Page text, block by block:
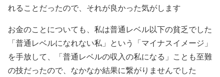
れることだったので、それが良かった気がします
お金のことについても、私は普通レベル以下の貧乏でした
「普通レベルになれない私」という「マイナスイメージ」
を手放して、「普通レベルの収入の私になる」ことも至難
の技だったので、なかなか結果に繋がりませんでした